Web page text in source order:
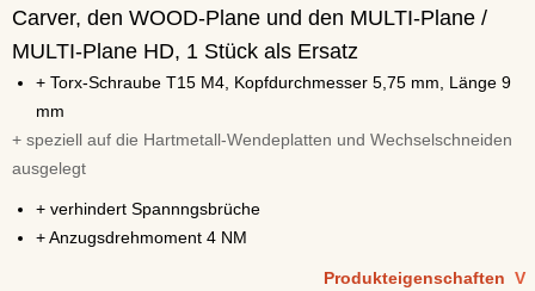
Carver, den WOOD-Plane und den MULTI-Plane /
MULTI-Plane HD, 1 Stück als Ersatz
+ Torx-Schraube T15 M4, Kopfdurchmesser 5,75 mm, Länge 9
mm
+ speziell auf die Hartmetall-Wendeplatten und Wechselschneiden
ausgelegt
+ verhindert Spannngsbrüche
+ Anzugsdrehmoment 4 NM
Produkteigenschaften V